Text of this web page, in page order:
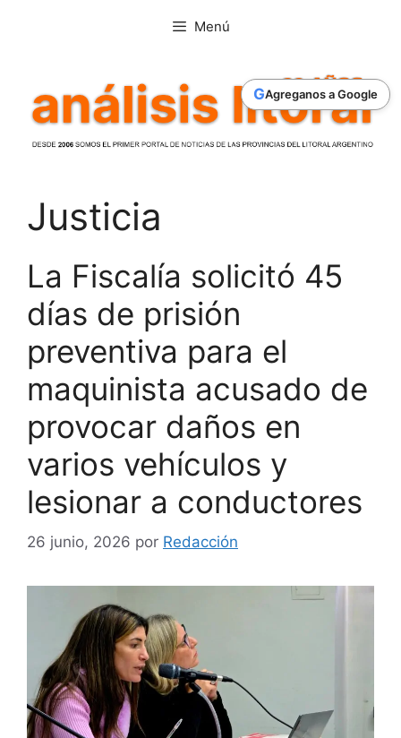
GAgreganos a Google
Menú
Justicia
La Fiscalía solicitó 45
días de prisión
preventiva para el
maquinista acusado de
provocar daños en
varios vehículos y
lesionar a conductores
26 junio, 2026 por Redacción